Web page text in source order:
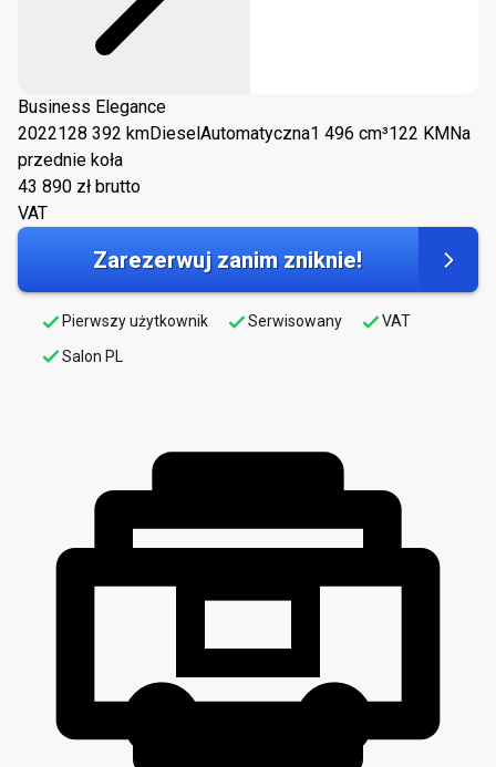
Business Elegance
2022128 392 kmDiesel Automatyczna1 496 cm³122 KM Na
przednie koła
43 890 zł brutto
VAT
Zarezerwuj zanim zniknie!
Pierwszy użytkownik Serwisowany
VAT
Salon PL